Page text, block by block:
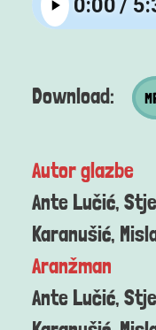
Download:
Autor glazbe
Ante Lučić,
Karanušić,
Aranžman
Ante Lučić,